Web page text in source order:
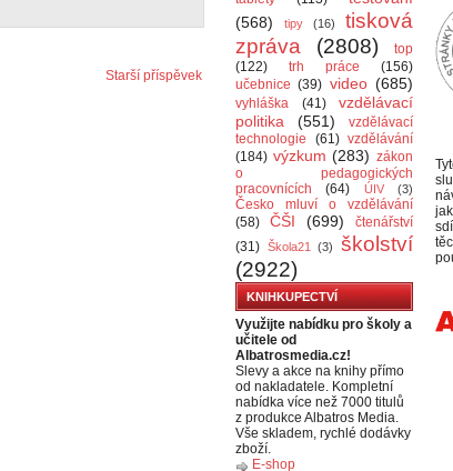
Starší příspěvek
(568)
tipy (16)
tisková
zpráva
(2808)
top
(122)
trh práce
(156)
učebnice (39) video (685)
vyhláška (41)
vzdělávací
politika
(551)
vzdělávací
technologie
(61) vzdělávání
(184) výzkum (283) zákon
o pedagogických
pracovnících
(64) ÚIV (3)
Česko mluví o vzdělávání
(58)
ČŠI (699)
čtenářství
(31) Škola21 (3)
školství
(2922)
KNIHKUPECTVÍ
Využijte nabídku pro školy a
učitele od
Albatrosmedia.cz!
Slevy a akce na knihy přímo
od nakladatele. Kompletní
nabídka více než 7000 titulů
z produkce Albatros Media.
Vše skladem, rychlé dodávky
zboží.
E-shop